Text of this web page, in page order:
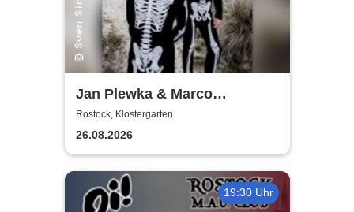
Jan Plewka & Marco
Schmedtje - Between the
Lights
Rostock, Klostergarten
26.08.2026
19:30 Uhr